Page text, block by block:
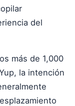
del
más de 1,000
la intención